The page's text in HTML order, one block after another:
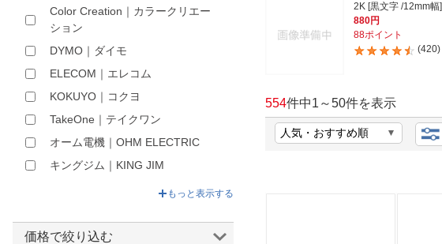
2K [黒文字 /12mm幅]
880円
88ポイント
(420)
554件中1 ～50件を表示
Color Creation｜カラークリエー
ション
DYMO｜ダイモ
ELECOM｜エレコム
KOKUYO｜コクヨ
TakeOne｜テイクワン
オーム電機｜OHM ELECTRIC
キングジム｜KING JIM
シヤチハタ｜Shachihata
マックス｜MAX
もっと表示する
価格で絞り込む